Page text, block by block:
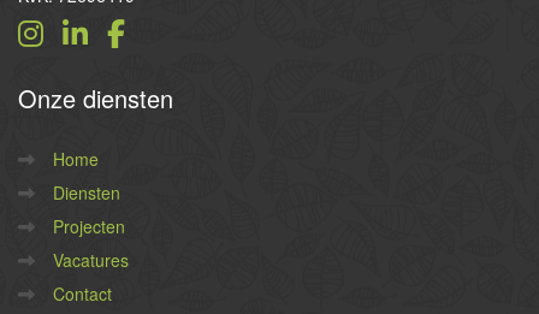
Onze diensten
Home
Diensten
Projecten
Vacatures
Contact